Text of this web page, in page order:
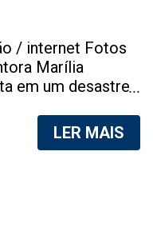
/ internet Fotos
Marília
em um desastre
internet. A
do corpo de
LER MAIS